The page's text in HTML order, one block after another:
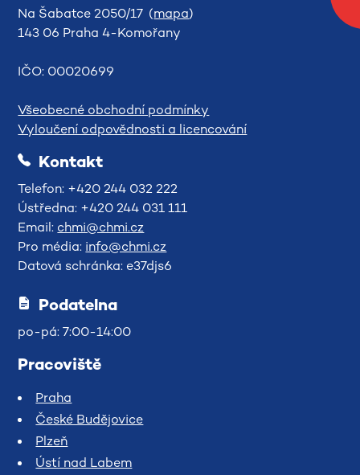
Na Šabatce 2050/17 (mapa)
143 06 Praha 4-Komořany
IČO: 00020699
Všeobecné obchodní podmínky
Vyloučení odpovědnosti a licencování
Kontakt
Telefon: +420 244 032 222
Ústředna: +420 244 031 111
Email: chmi@chmi.cz
Pro média: info@chmi.cz
Datová schránka: e37djs6
Podatelna
po-pá: 7:00-14:00
Pracoviště
Praha
České Budějovice
Plzeň
Ústí nad Labem